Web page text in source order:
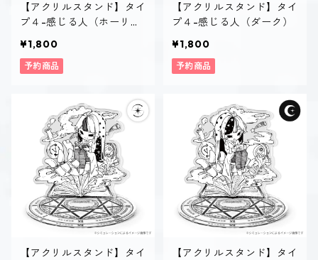
【アクリルスタンド】タイ
プ４-感じる人（ホーリ
¥1,800
予約商品
【アクリルスタンド】タイ
プ４-感じる人（ダーク）
¥1,800
予約商品
【アクリルスタンド】タイ
【アクリルスタンド】タイ